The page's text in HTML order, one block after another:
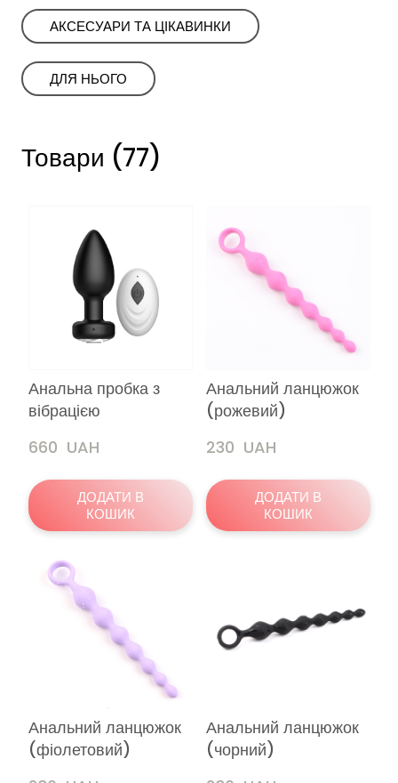
АКСЕСУАРИ ТА ЦІКАВИНКИ
ㅤㅤДЛЯ НЬОГОㅤㅤ
Товари (77)
Анальна пробка з
вібрацією
660  UAH
ДОДАТИ В
КОШИК
Анальний ланцюжок
(рожевий)
230  UAH
ДОДАТИ В
КОШИК
Анальний ланцюжок
(фіолетовий)
Анальний ланцюжок
(чорний)